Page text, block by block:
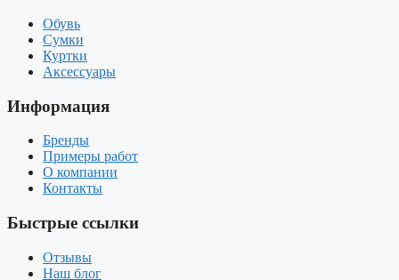
Обувь
Сумки
Куртки
Аксессуары
Информация
Бренды
Примеры работ
О компании
Контакты
Быстрые ссылки
Отзывы
Наш блог